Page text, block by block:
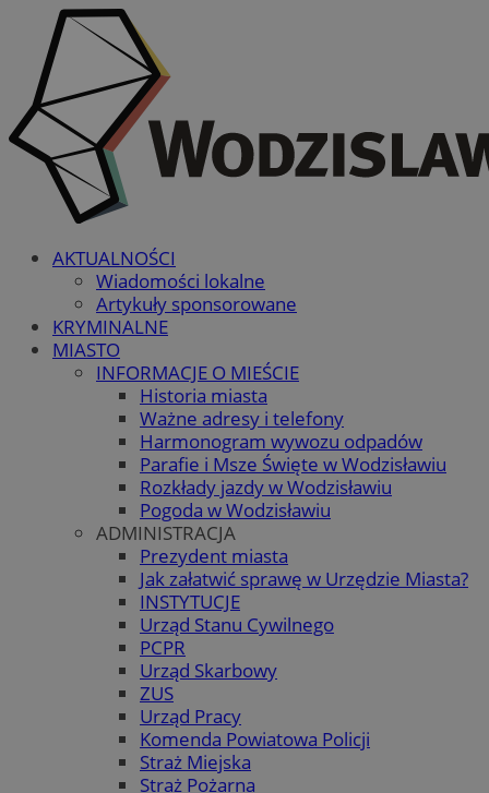
AKTUALNOŚCI
Wiadomości lokalne
Artykuły sponsorowane
KRYMINALNE
MIASTO
INFORMACJE O MIEŚCIE
Historia miasta
Ważne adresy i telefony
Harmonogram wywozu odpadów
Parafie i Msze Święte w Wodzisławiu
Rozkłady jazdy w Wodzisławiu
Pogoda w Wodzisławiu
ADMINISTRACJA
Prezydent miasta
Jak załatwić sprawę w Urzędzie Miasta?
INSTYTUCJE
Urząd Stanu Cywilnego
PCPR
Urząd Skarbowy
ZUS
Urząd Pracy
Komenda Powiatowa Policji
Straż Miejska
Straż Pożarna